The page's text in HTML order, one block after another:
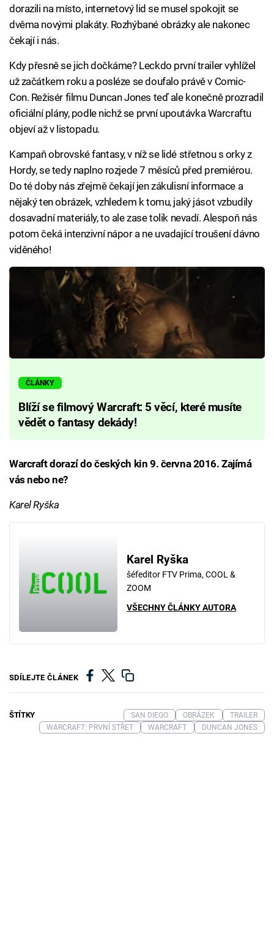
dorazili na místo, internetový lid se musel spokojit se
dvěma novými plakáty. Rozhýbané obrázky ale nakonec
čekají i nás.
Kdy přesně se jich dočkáme? Leckdo první trailer vyhlížel
už začátkem roku a posléze se doufalo právě v Comic-
Con. Režisér filmu Duncan Jones teď ale konečně prozradil
oficiální plány, podle nichž se první upoutávka Warcraftu
objeví až v listopadu.
Kampaň obrovské fantasy, v níž se lidé střetnou s orky z
Hordy, se tedy naplno rozjede 7 měsíců před premiérou.
Do té doby nás zřejmě čekají jen zákulisní informace a
nějaký ten obrázek, vzhledem k tomu, jaký jásot vzbudily
dosavadní materiály, to ale zase tolik nevadí. Alespoň nás
potom čeká intenzivní nápor a ne uvadající troušení dávno
viděného!
ČLÁNKY
Blíží se filmový Warcraft: 5 věcí, které musíte
vědět o fantasy dekády!
Warcraft dorazí do českých kin 9. června 2016. Zajímá
vás nebo ne?
Karel Ryška
Karel Ryška
šéfeditor FTV Prima, COOL &
ZOOM
VŠECHNY ČLÁNKY AUTORA
SDÍLEJTE ČLÁNEK
ŠTÍTKY SAN DIEGO OBRÁZEK
TRAILER
WARCRAFT: PRVNÍ STŘET
WARCRAFT DUNCAN JONES